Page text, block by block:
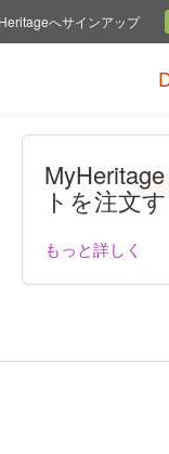
現在のサ
へサインアップ
トを注文
もっと詳しく